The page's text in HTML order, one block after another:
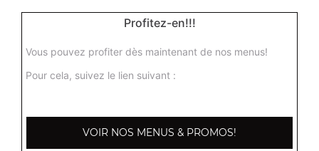
Profitez-en!!!
Vous pouvez profiter dès maintenant de nos menus!
Pour cela, suivez le lien suivant :
VOIR NOS MENUS & PROMOS!